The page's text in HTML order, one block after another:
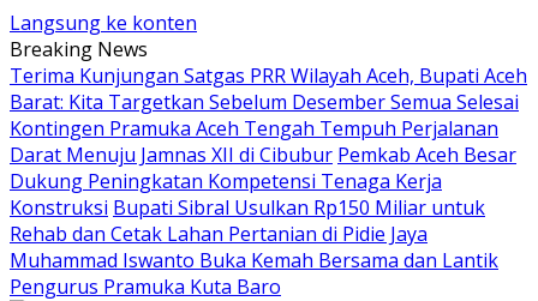
Langsung ke konten
Breaking News
Terima Kunjungan Satgas PRR Wilayah Aceh, Bupati Aceh
Barat: Kita Targetkan Sebelum Desember Semua Selesai
Kontingen Pramuka Aceh Tengah Tempuh Perjalanan
Darat Menuju Jamnas XII di Cibubur Pemkab Aceh Besar
Dukung Peningkatan Kompetensi Tenaga Kerja
Konstruksi Bupati Sibral Usulkan Rp150 Miliar untuk
Rehab dan Cetak Lahan Pertanian di Pidie Jaya
Muhammad Iswanto Buka Kemah Bersama dan Lantik
Pengurus Pramuka Kuta Baro